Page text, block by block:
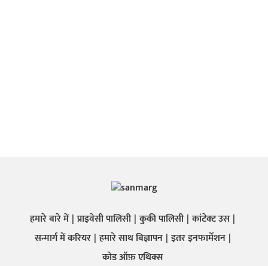
हमारे बारे में प्राइवेसी पालिसी कुकी पालिसी कांटेक्ट उस
सन्मार्ग में करियर हमारे साथ बिज्ञापन इतर इनफार्मेशन
कोड ऑफ़ एथिक्स